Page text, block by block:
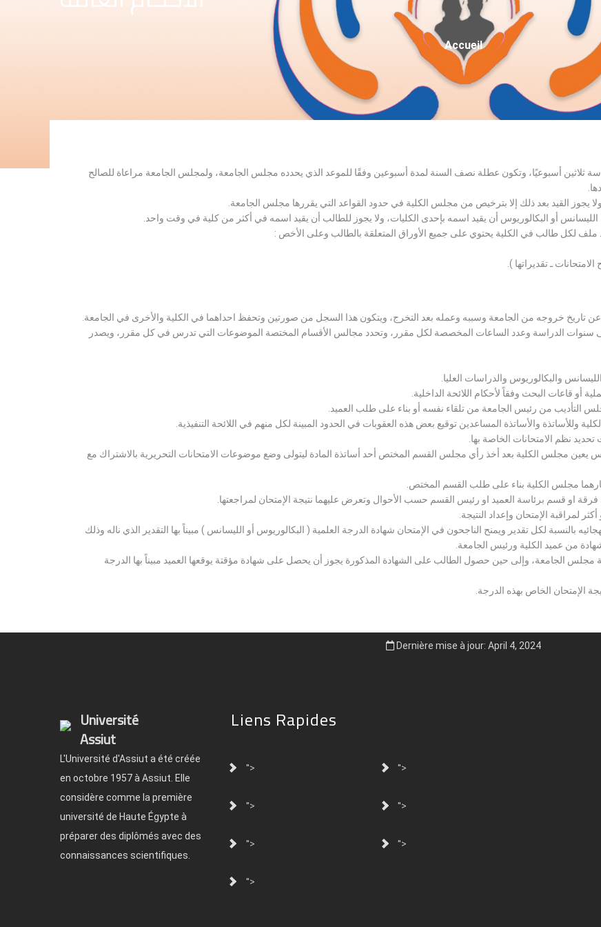
Fil
D'Ariane
Accueil
ثلاثين أسبوعيًا، وتكون عطلة نصف السنة لمدة أسبوعين وفقًا للموعد الذي يحدده مجلس الجامعة، ولمجلس الجامعة مراعاة للصالح
يجوز القيد بعد ذلك إلا بترخيص من مجلس الكلية في حدود القواعد التي يقررها مجلس الجامعة.
الليسانس أو البكالوريوس أن يقيد اسمه بإحدى الكليات، ولا يجوز للطالب أن يقيد اسمه في أكثر من كلية في وقت واحد.
ملف لكل طالب في الكلية يحتوي على جميع الأوراق المتعلقة بالطالب وعلى الأخص :
ـ تقديراتها ).
تاريخ خروجه من الجامعة وسببه وعمله بعد التخرج، ويتكون هذا السجل من صورتين وتحفظ احداهما في الكلية والأخرى في الجامعة.
على سنوات الدراسة وعدد الساعات المخصصة لكل مقرر، وتحدد مجالس الأقسام المختصة الموضوعات التي تدرس في كل مقرر، ويصدر
والبكالوريوس والدراسات العليا.
أو قاعات البحث وفقاً لأحكام اللائحة الداخلية.
التأديب من رئيس الجامعة من تلقاء نفسه أو بناء على طلب العميد.
وللأساتذة والأساتذة المساعدين توقيع بعض هذه العقوبات في الحدود المبينة لكل منهم في اللائحة التنفيذية.
تحديد نظم الامتحانات الخاصة بها.
يعين مجلس الكلية بعد أخذ رأي مجلس القسم المختص أحد أساتذة المادة ليتولى وضع موضوعات الامتحانات التحريرية بالاشتراك مع
مجلس الكلية بناء على طلب القسم المختص.
او قسم برئاسة العميد او رئيس القسم حسب الأحوال وتعرض عليهما نتيجة الإمتحان لمراجعتها.
لمراقبة الإمتحان وإعداد النتيجة.
بالنسبة لكل تقدير ويمنح الناجحون في الإمتحان شهادة الدرجة العلمية ( البكالوريوس أو الليسانس ) مبيناً بها التقدير الذي ناله وذلك
من عميد الكلية ورئيس الجامعة.
مجلس الجامعة، وإلى حين حصول الطالب على الشهادة المذكورة يجوز أن يحصل على شهادة مؤقتة يوقعها العميد مبيناً بها الدرجة
الإمتحان الخاص بهذه الدرجة.
Dernière mise à jour: April 4, 2024
Université
Assiut
L'Université d'Assiut a été créée
en octobre 1957 à Assiut. Elle
considère comme la première
université de Haute Égypte à
préparer des diplômés avec des
connaissances scientifiques.
Liens Rapides
"> ">
"> ">
"> ">
">